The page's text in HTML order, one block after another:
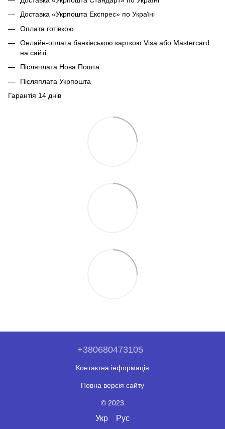
Доставка «Укрпошта Експрес» по Україні
Оплата готівкою
Онлайн-оплата банківською карткою Visa або Mastercard
на сайті
Післяплата Нова Пошта
Післяплата Укрпошта
Гарантія 14 днів
+380680473105
Контактна інформація
Повна версія сайту
© 2023
Укр Рус